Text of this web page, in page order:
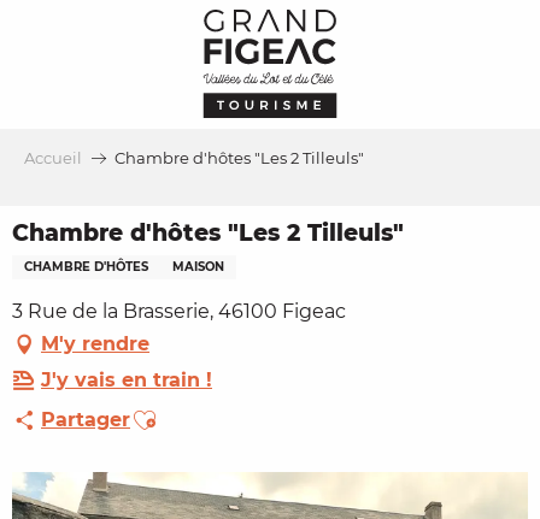
Accueil Chambre d'hôtes "Les 2 Tilleuls"
Chambre d'hôtes "Les 2 Tilleuls"
CHAMBRE D'HÔTES MAISON
3 Rue de la Brasserie, 46100 Figeac
M'y rendre
J'y vais en train !
PartagerAjouter aux favoris